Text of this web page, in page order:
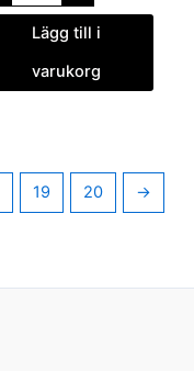
Lägg till i
varukorg
19 20 →